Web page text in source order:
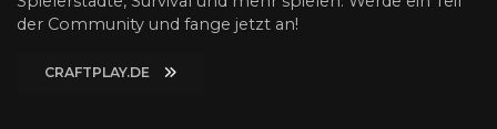
der Community und fange jetzt an!
CRAFTPLAY.DE